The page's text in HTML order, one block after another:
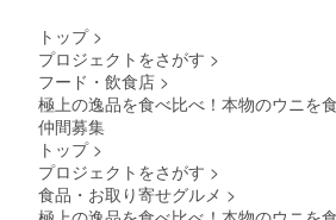
トップ >
プロジェクトをさがす >
フード・飲食店 >
極上の逸品を食べ比べ！本物のウニを
仲間募集
トップ >
プロジェクトをさがす >
食品・お取り寄せグルメ >